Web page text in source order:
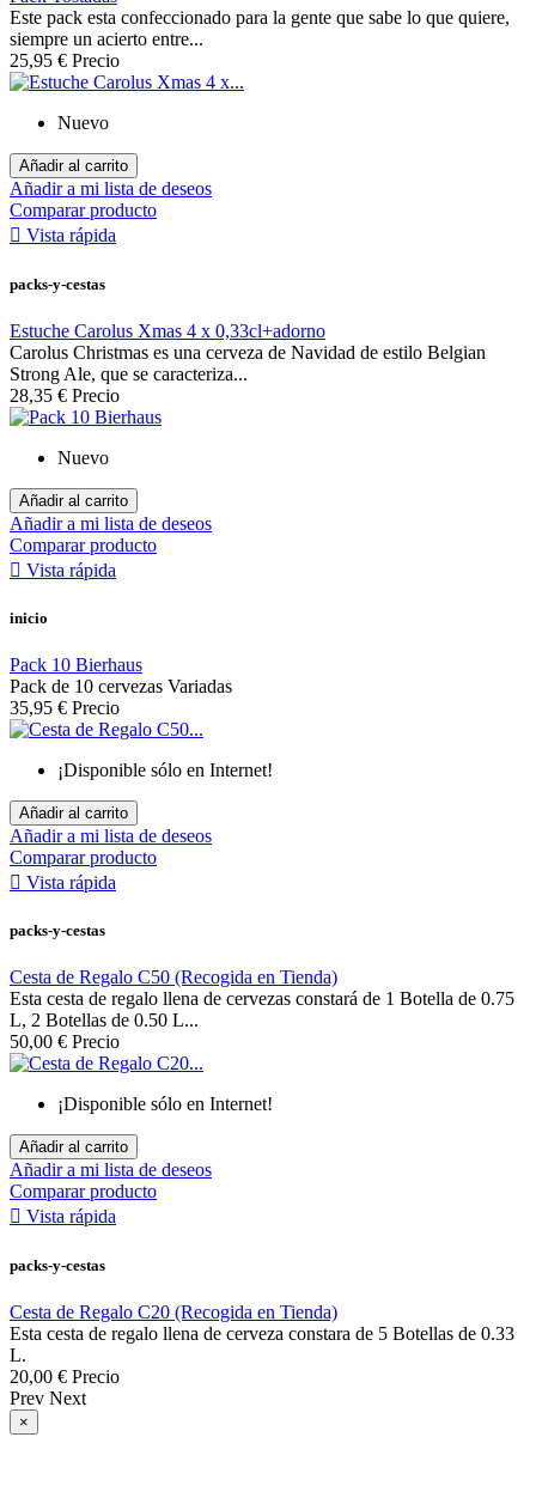
Este pack esta confeccionado para la gente que sabe lo que quiere,
siempre un acierto entre...
25,95 € Precio
Nuevo
Añadir al carrito
Añadir a mi lista de deseos
Comparar producto
 Vista rápida
packs-y-cestas
Estuche Carolus Xmas 4 x 0,33cl+adorno
Carolus Christmas es una cerveza de Navidad de estilo Belgian
Strong Ale, que se caracteriza...
28,35 € Precio
Nuevo
Añadir al carrito
Añadir a mi lista de deseos
Comparar producto
 Vista rápida
inicio
Pack 10 Bierhaus
Pack de 10 cervezas Variadas
35,95 € Precio
¡Disponible sólo en Internet!
Añadir al carrito
Añadir a mi lista de deseos
Comparar producto
 Vista rápida
packs-y-cestas
Cesta de Regalo C50 (Recogida en Tienda)
Esta cesta de regalo llena de cervezas constará de 1 Botella de 0.75
L, 2 Botellas de 0.50 L...
50,00 € Precio
¡Disponible sólo en Internet!
Añadir al carrito
Añadir a mi lista de deseos
Comparar producto
 Vista rápida
packs-y-cestas
Cesta de Regalo C20 (Recogida en Tienda)
Esta cesta de regalo llena de cerveza constara de 5 Botellas de 0.33
L.
20,00 € Precio
Prev Next
×